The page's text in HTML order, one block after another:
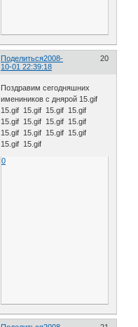
Поделиться 20
2008-
10-01 22:39:18
Поздравим сегодняшних
имениников с днярой 15.gif
15.gif 15.gif 15.gif 15.gif
15.gif 15.gif 15.gif 15.gif
15.gif 15.gif 15.gif 15.gif
15.gif 15.gif
0